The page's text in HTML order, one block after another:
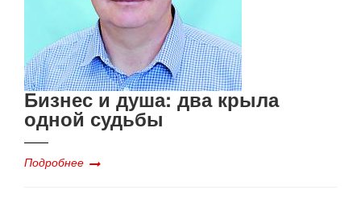
Бизнес и душа: два крыла
одной судьбы
Подробнее